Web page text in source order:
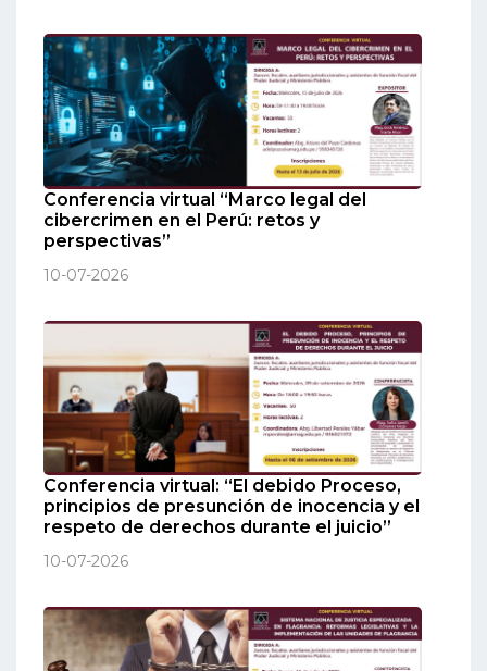
Conferencia virtual “Marco legal del
cibercrimen en el Perú: retos y
perspectivas”
10-07-2026
Conferencia virtual: “El debido Proceso,
principios de presunción de inocencia y el
respeto de derechos durante el juicio”
10-07-2026